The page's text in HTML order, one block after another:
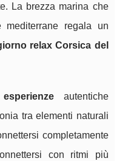
La brezza marina che
mediterrane regala un
relax Corsica del
autentiche
tra elementi naturali
completamente
con ritmi più